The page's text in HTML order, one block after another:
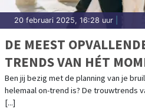
20 februari 2025, 16:28 uur
DE MEEST
TRENDS VAN HÉT
Ben jij bezig met de planning van je
helemaal on-trend is? De trouwtrends
[...]